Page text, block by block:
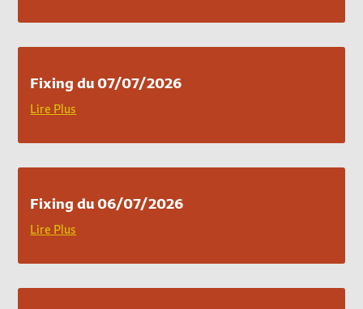
Fixing du 07/07/2026
Lire Plus
Fixing du 06/07/2026
Lire Plus